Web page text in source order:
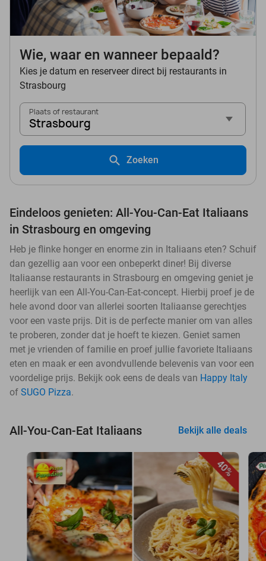
Wie, waar en wanneer bepaald?
Kies je datum en reserveer direct bij restaurants in
Strasbourg
Plaats of restaurant
Strasbourg
Zoeken
Eindeloos genieten: All-You-Can-Eat Italiaans
in Strasbourg en omgeving
Heb je flinke honger en enorme zin in Italiaans eten? Schuif
dan gezellig aan voor een onbeperkt diner! Bij diverse
Italiaanse restaurants in Strasbourg en omgeving geniet je
heerlijk van een All-You-Can-Eat-concept. Hierbij proef je de
hele avond door van allerlei soorten Italiaanse gerechtjes
voor een vaste prijs. Dit is de perfecte manier om van alles
te proberen, zonder dat je hoeft te kiezen. Geniet samen
met je vrienden of familie en proef jullie favoriete Italiaans
eten en maak er een avondvullende belevenis van voor een
voordelige prijs. Bekijk ook eens de deals van Happy Italy
of SUGO Pizza.
All-You-Can-Eat Italiaans Bekijk alle deals
40%